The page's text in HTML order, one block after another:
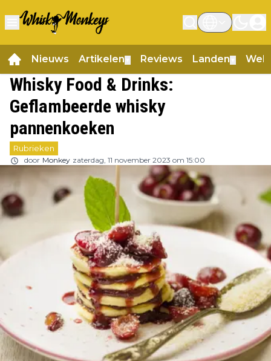
Nieuws Artikelen Reviews Landen
Whisky Food & Drinks:
Geflambeerde whisky
pannenkoeken
Rubrieken
door Monkey zaterdag, 11 november 2023 om 15:00